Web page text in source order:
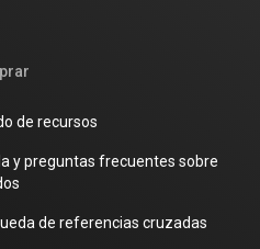
de recursos
y preguntas frecuentes sobre
de referencias cruzadas